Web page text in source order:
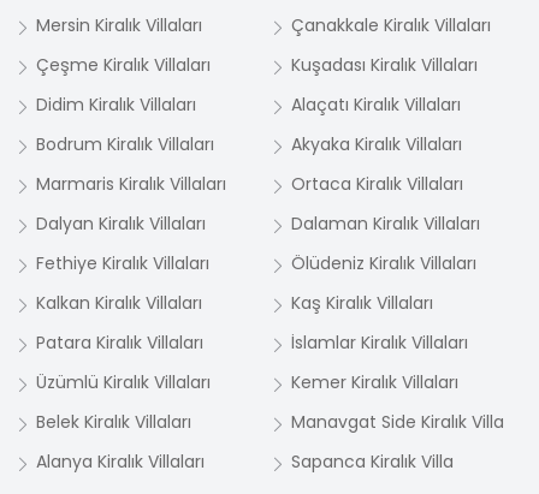
Mersin Kiralık Villaları
Çanakkale Kiralık Villaları
Çeşme Kiralık Villaları
Kuşadası Kiralık Villaları
Didim Kiralık Villaları
Alaçatı Kiralık Villaları
Bodrum Kiralık Villaları
Akyaka Kiralık Villaları
Marmaris Kiralık Villaları
Ortaca Kiralık Villaları
Dalyan Kiralık Villaları
Dalaman Kiralık Villaları
Fethiye Kiralık Villaları
Ölüdeniz Kiralık Villaları
Kalkan Kiralık Villaları
Kaş Kiralık Villaları
Patara Kiralık Villaları
İslamlar Kiralık Villaları
Üzümlü Kiralık Villaları
Kemer Kiralık Villaları
Belek Kiralık Villaları
Manavgat Side Kiralık Villa
Alanya Kiralık Villaları
Sapanca Kiralık Villa